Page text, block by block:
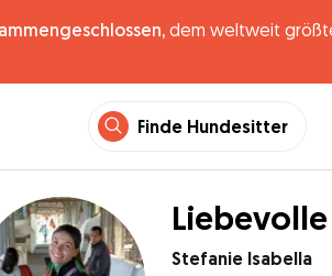
dem weltweit
Finde Hundesitter
Stefanie Isabella